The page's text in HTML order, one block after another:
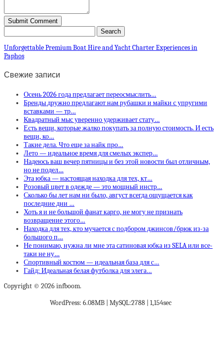
Unforgettable Premium Boat Hire and Yacht Charter Experiences in
Paphos
Свежие записи
Осень 2026 года предлагает переосмыслить…
Бренды дружно предлагают нам рубашки и майки с упругими
вставками — тр…
Квадратный мыс уверенно удерживает стату…
Есть вещи, которые жалко покупать за полную стоимость. И есть
вещи, ко…
Такие дела. Что еще за найк про…
Лето — идеальное время для смелых экспер…
Надеюсь ваш вечер пятницы и без этой новости был отличным,
но не подел…
Эта юбка — настоящая находка для тех, кт…
Розовый цвет в одежде — это мощный инстр…
Сколько бы лет нам ни было, август всегда ощущается как
последние дни …
Хоть я и не большой фанат карго, не могу не признать
возвращение этого…
Находка для тех, кто мучается с подбором джинсов/брюк из-за
большого п…
Не понимаю, нужна ли мне эта сатиновая юбка из SELA или все-
таки не ну…
Спортивный костюм — идеальная база для с…
Гайд: Идеальная белая футболка для элега…
Copyright © 2026 infboom.
WordPress: 6.08MB | MySQL:2788 | 1,154sec